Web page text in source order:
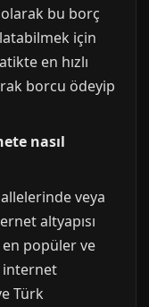
bu borç
için
en hızlı
borcu ödeyip
nasıl
veya
altyapısı
popüler ve
internet
Türk